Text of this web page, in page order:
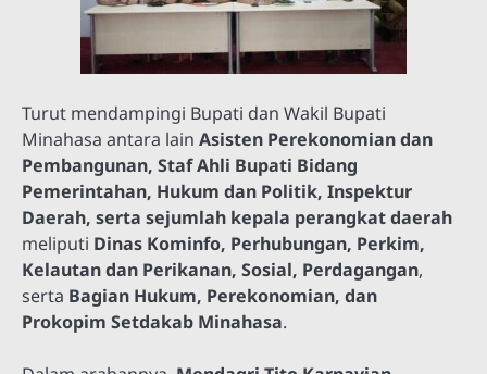
Turut mendampingi Bupati dan Wakil Bupati
Minahasa antara lain Asisten Perekonomian dan
Pembangunan, Staf Ahli Bupati Bidang
Pemerintahan, Hukum dan Politik, Inspektur
Daerah, serta sejumlah kepala perangkat daerah
meliputi Dinas Kominfo, Perhubungan, Perkim,
Kelautan dan Perikanan, Sosial, Perdagangan,
serta Bagian Hukum, Perekonomian, dan
Prokopim Setdakab Minahasa.